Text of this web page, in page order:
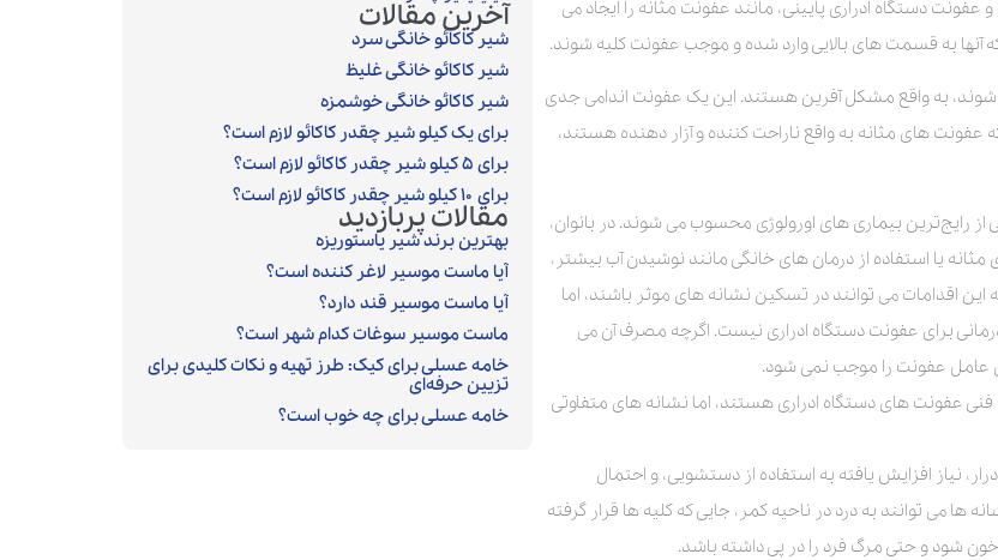
دستگاه ادراری پایینی، مانند عفونت مثانه را ایجاد می
آنها به قسمت های بالایی وارد شده و موجب عفونت کلیه شوند.
شوند، به واقع مشکل آفرین هستند. این یک عفونت اندامی جدی
های مثانه به واقع ناراحت کننده و آزار دهنده هستند،
رایج‌ترین بیماری های اورولوژی محسوب می شوند. در بانوان،
یا استفاده از درمان های خانگی مانند نوشیدن آب بیشتر،
اقدامات می توانند در تسکین نشانه های موثر باشند، اما
برای عفونت دستگاه ادراری نیست. اگرچه مصرف آن می
عامل عفونت را موجب نمی شود.
عفونت های دستگاه ادراری هستند، اما نشانه های متفاوتی
افزایش یافته به استفاده از دستشویی، و احتمال
می توانند به درد در ناحیه کمر، جایی که کلیه ها قرار گرفته
خون شود و حتی مرگ فرد را در پی داشته باشد.
آخرین مقالات
شیر کاکائو خانگی سرد
شیر کاکائو خانگی غلیظ
شیر کاکائو خانگی خوشمزه
برای یک کیلو شیر چقدر کاکائو لازم است؟
برای ۵ کیلو شیر چقدر کاکائو لازم است؟
برای ۱۰ کیلو شیر چقدر کاکائو لازم است؟
مقالات پربازدید
بهترین برند شیر پاستوریزه
آیا ماست موسیر لاغر کننده است؟
آیا ماست موسیر قند دارد؟
ماست موسیر سوغات کدام شهر است؟
خامه عسلی برای کیک: طرز تهیه و نکات کلیدی برای
تزیین حرفه‌ای
خامه عسلی برای چه خوب است؟